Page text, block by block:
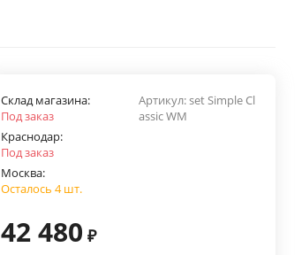
Артикул:set Simple Cl
assic WM
Склад магазина:
Под заказ
Краснодар:
Под заказ
Москва:
Осталось 4 шт.
42 480 ₽